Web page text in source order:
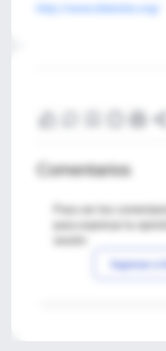
http://www.diabetes.org/
Comentarios
Para ver los
Ingresar a